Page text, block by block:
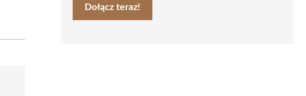
Dołącz teraz!